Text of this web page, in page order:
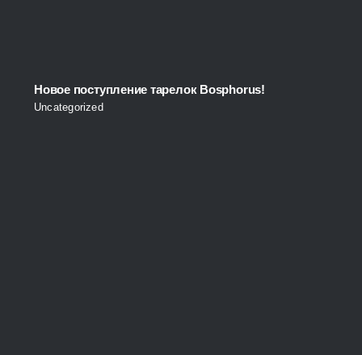
Новое поступление тарелок Bosphorus!
Uncategorized